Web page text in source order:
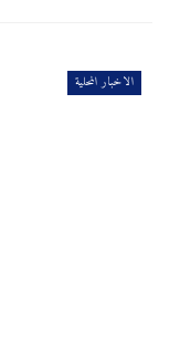
الاخبار المحلية